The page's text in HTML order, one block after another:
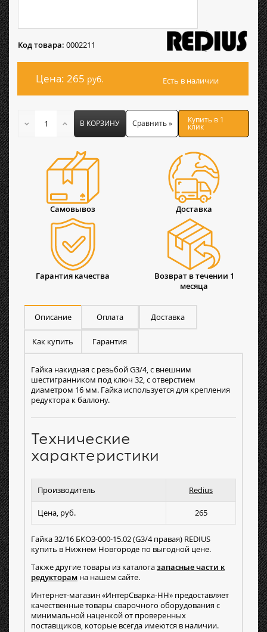
Код товара: 0002211
Цена: 265 руб. Есть в наличии
В КОРЗИНУ Сравнить » Купить в 1
клик
Самовывоз Доставка
Гарантия качества
Возврат в течении 1
месяца
Описание Оплата Доставка
Как купить Гарантия
Гайка накидная с резьбой G3/4, с внешним
шестигранником под ключ 32, с отверстием
диаметром 16 мм. Гайка используется для крепления
редуктора к баллону.
Технические
характеристики
Производитель Redius
Цена, руб. 265
Гайка 32/16 БКО3-000-15.02 (G3/4 правая) REDIUS
купить в Нижнем Новгороде по выгодной цене.
Также другие товары из каталогазапасные части к
редукторам на нашем сайте.
Интернет-магазин «ИнтерСварка-НН» предоставляет
качественные товары сварочного оборудования с
минимальной наценкой от проверенных
поставщиков, которые всегда имеются в наличии.